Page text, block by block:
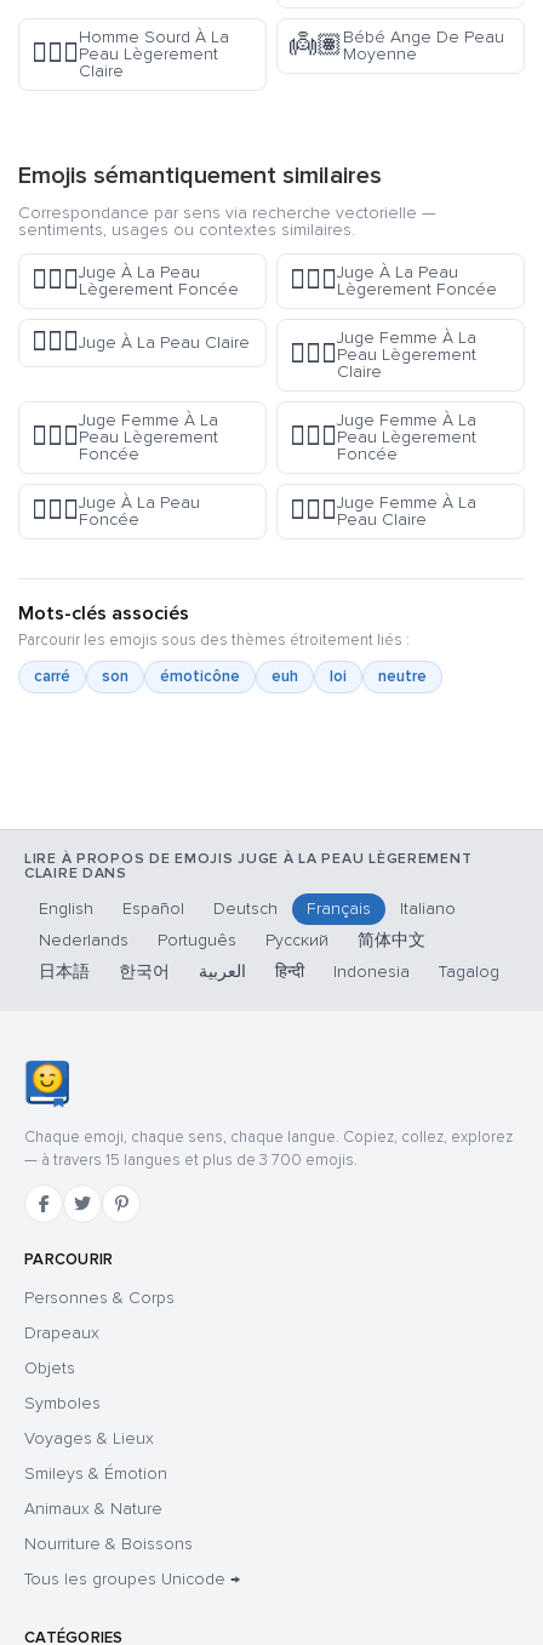
🧏🏼‍♂️
Homme Sourd À La
Peau Lègerement
Claire
👼🏽Bébé Ange De Peau
Moyenne
Emojis sémantiquement similaires
Correspondance par sens via recherche vectorielle —
sentiments, usages ou contextes similaires.
👨🏽‍⚖️Juge À La Peau
Lègerement Foncée
👨🏾‍⚖️Juge À La Peau
Lègerement Foncée
👨🏻‍⚖️Juge À La Peau Claire 👩🏼‍⚖️
Juge Femme À La
Peau Lègerement
Claire
👩🏽‍⚖️
Juge Femme À La
Peau Lègerement
Foncée
👩🏾‍⚖️
Juge Femme À La
Peau Lègerement
Foncée
👨🏿‍⚖️Juge À La Peau
Foncée
👩🏻‍⚖️Juge Femme À La
Peau Claire
Mots-clés associés
Parcourir les emojis sous des thèmes étroitement liés :
carré
son émoticône euh loi neutre
LIRE À PROPOS DE EMOJIS JUGE À LA PEAU LÈGEREMENT
CLAIRE DANS
English Español Deutsch Français
Italiano
Nederlands
Português Русский
简体中文
日本語
한국어 العربية हिन्दी Indonesia Tagalog
Chaque emoji, chaque sens, chaque langue. Copiez, collez, explorez
— à travers 15 langues et plus de 3 700 emojis.
PARCOURIR
Personnes & Corps
Drapeaux
Objets
Symboles
Voyages & Lieux
Smileys & Émotion
Animaux & Nature
Nourriture & Boissons
Tous les groupes Unicode →
CATÉGORIES